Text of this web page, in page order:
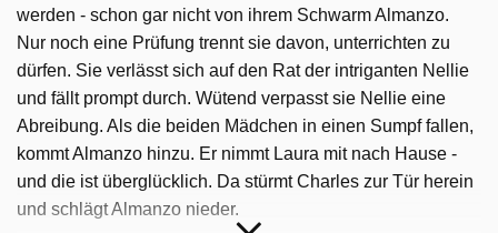
werden - schon gar nicht von ihrem Schwarm Almanzo.
Nur noch eine Prüfung trennt sie davon, unterrichten zu
dürfen. Sie verlässt sich auf den Rat der intriganten Nellie
und fällt prompt durch. Wütend verpasst sie Nellie eine
Abreibung. Als die beiden Mädchen in einen Sumpf fallen,
kommt Almanzo hinzu. Er nimmt Laura mit nach Hause -
und die ist überglücklich. Da stürmt Charles zur Tür herein
und schlägt Almanzo nieder.